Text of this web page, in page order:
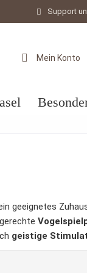
Support
Mein Konto
geeignetes
geistige